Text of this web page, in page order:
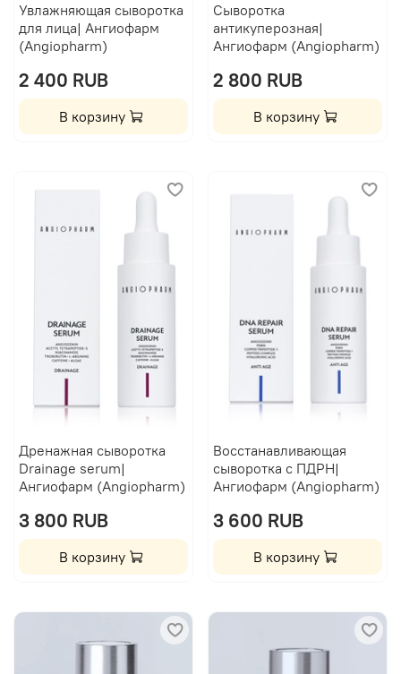
Увлажняющая сыворотка
для лица| Ангиофарм
(Angiopharm)
2 400 RUB
В корзину
Сыворотка
антикуперозная|
Ангиофарм (Angiopharm)
2 800 RUB
В корзину
Дренажная сыворотка
Drainage serum|
Ангиофарм (Angiopharm)
3 800 RUB
В корзину
Восстанавливающая
сыворотка с ПДРН|
Ангиофарм (Angiopharm)
3 600 RUB
В корзину